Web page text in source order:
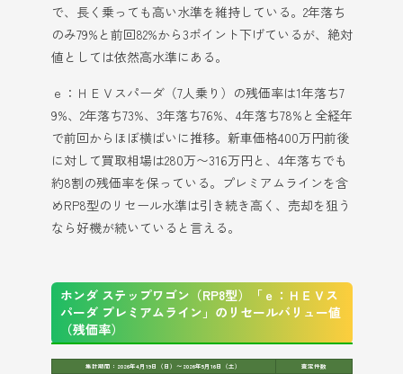
で、長く乗っても高い水準を維持している。2年落ち
のみ79%と前回82%から3ポイント下げているが、絶対
値としては依然高水準にある。
ｅ：ＨＥＶスパーダ（7人乗り）の残価率は1年落ち7
9%、2年落ち73%、3年落ち76%、4年落ち78%と全経年
で前回からほぼ横ばいに推移。新車価格400万円前後
に対して買取相場は280万〜316万円と、4年落ちでも
約8割の残価率を保っている。プレミアムラインを含
めRP8型のリセール水準は引き続き高く、売却を狙う
なら好機が続いていると言える。
ホンダ ステップワゴン（RP8型）「ｅ：ＨＥＶス
パーダ プレミアムライン」のリセールバリュー値
（残価率）
集計期間：2026年4月19日（日）〜2026年5月16日（土）
査定件数